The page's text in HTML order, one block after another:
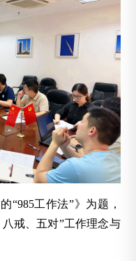
“985工作法”》为题，
戒、五对”工作理念与